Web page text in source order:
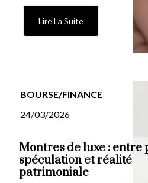
comment adapter
à chaque âge de la vie.
Lire La Suite
BOURSE/FINANCE
24/03/2026
Montres de luxe : entre
spéculation et réalité
patrimoniale